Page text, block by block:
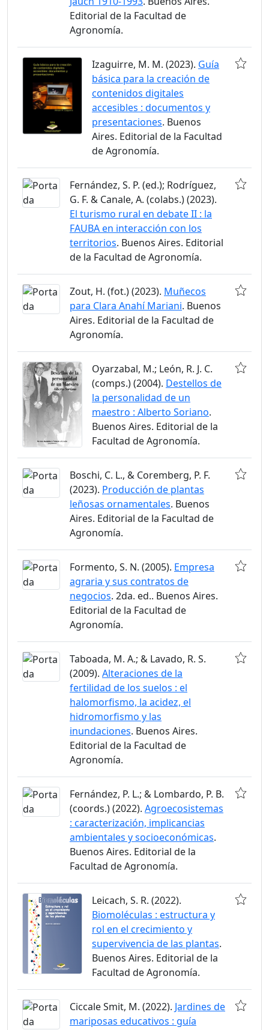
Editorial de la Facultad de
Agronomía.
Izaguirre, M. M. (2023). Guía
básica para la creación de
contenidos digitales
accesibles : documentos y
presentaciones. Buenos
Aires. Editorial de la Facultad
de Agronomía.
Fernández, S. P. (ed.); Rodríguez,
G. F. & Canale, A. (colabs.) (2023).
El turismo rural en debate II : la
FAUBA en interacción con los
territorios. Buenos Aires. Editorial
de la Facultad de Agronomía.
Zout, H. (fot.) (2023). Muñecos
para Clara Anahí Mariani. Buenos
Aires. Editorial de la Facultad de
Agronomía.
Oyarzabal, M.; León, R. J. C.
(comps.) (2004). Destellos de
la personalidad de un
maestro : Alberto Soriano.
Buenos Aires. Editorial de la
Facultad de Agronomía.
Boschi, C. L., & Coremberg, P. F.
(2023). Producción de plantas
leñosas ornamentales. Buenos
Aires. Editorial de la Facultad de
Agronomía.
Formento, S. N. (2005). Empresa
agraria y sus contratos de
negocios. 2da. ed.. Buenos Aires.
Editorial de la Facultad de
Agronomía.
Taboada, M. A.; & Lavado, R. S.
(2009). Alteraciones de la
fertilidad de los suelos : el
halomorfismo, la acidez, el
hidromorfismo y las
inundaciones. Buenos Aires.
Editorial de la Facultad de
Agronomía.
Fernández, P. L.; & Lombardo, P. B.
(coords.) (2022). Agroecosistemas
: caracterización, implicancias
ambientales y socioeconómicas.
Buenos Aires. Editorial de la
Facultad de Agronomía.
Leicach, S. R. (2022).
Biomoléculas : estructura y
rol en el crecimiento y
supervivencia de las plantas.
Buenos Aires. Editorial de la
Facultad de Agronomía.
Ciccale Smit, M. (2022). Jardines de
mariposas educativos : guía